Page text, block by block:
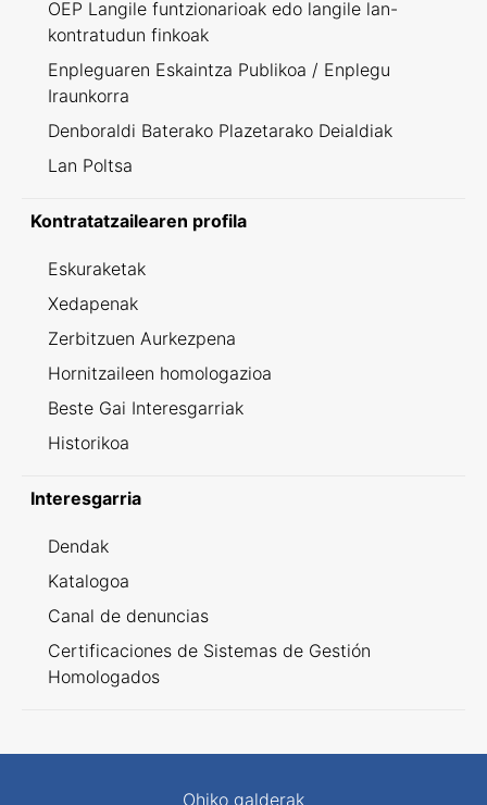
OEP Langile funtzionarioak edo langile lan-
kontratudun finkoak
Enpleguaren Eskaintza Publikoa / Enplegu
Iraunkorra
Denboraldi Baterako Plazetarako Deialdiak
Lan Poltsa
Kontratatzailearen profila
Eskuraketak
Xedapenak
Zerbitzuen Aurkezpena
Hornitzaileen homologazioa
Beste Gai Interesgarriak
Historikoa
Interesgarria
Dendak
Katalogoa
Canal de denuncias
Certificaciones de Sistemas de Gestión
Homologados
Ohiko galderak